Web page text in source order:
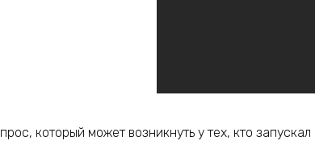
который может возникнуть у тех, кто